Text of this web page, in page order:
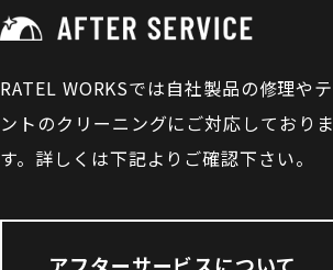
RATEL WORKSでは自社製品の修理やテ
ントのクリーニングにご対応しておりま
す。詳しくは下記よりご確認下さい。